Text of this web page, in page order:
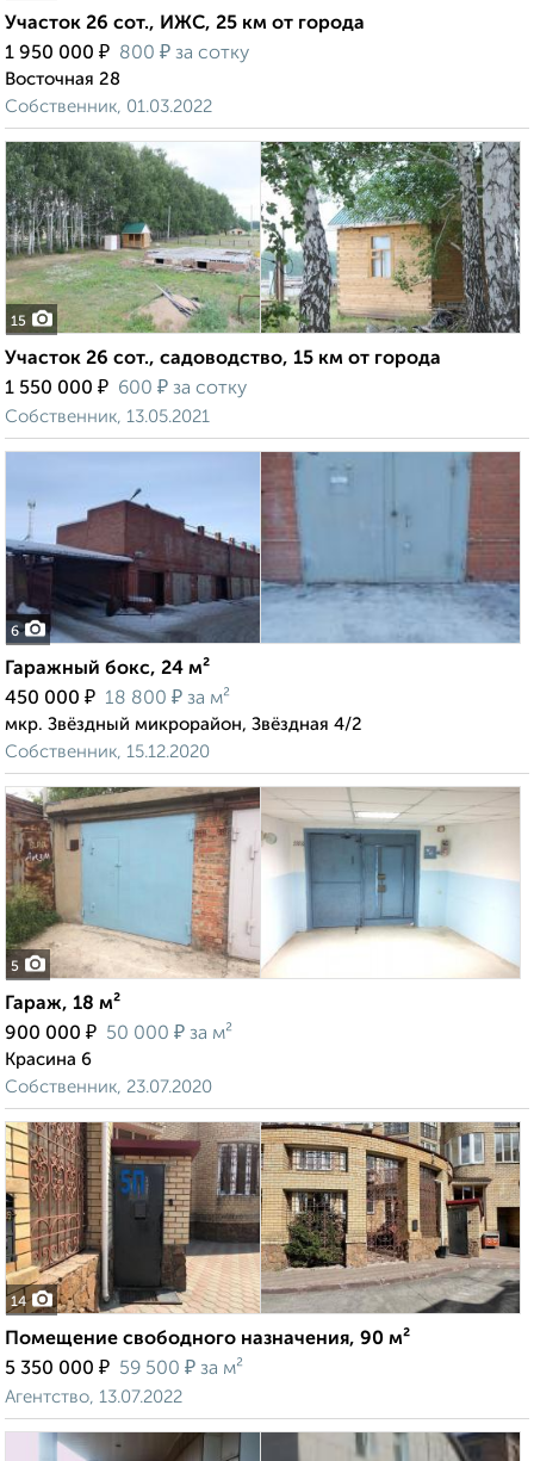
Участок 26 сот., ИЖС, 25 км от города
1 950 000 ₽ 800 ₽ за сотку
Восточная 28
Собственник, 01.03.2022
15
Участок 26 сот., садоводство, 15 км от города
1 550 000 ₽ 600 ₽ за сотку
Собственник, 13.05.2021
6
Гаражный бокс, 24 м²
450 000 ₽ 18 800 ₽ за м²
мкр. Звёздный микрорайон, Звёздная 4/2
Собственник, 15.12.2020
5
Гараж, 18 м²
900 000 ₽ 50 000 ₽ за м²
Красина 6
Собственник, 23.07.2020
14
Помещение свободного назначения, 90 м²
5 350 000 ₽ 59 500 ₽ за м²
Агентство, 13.07.2022